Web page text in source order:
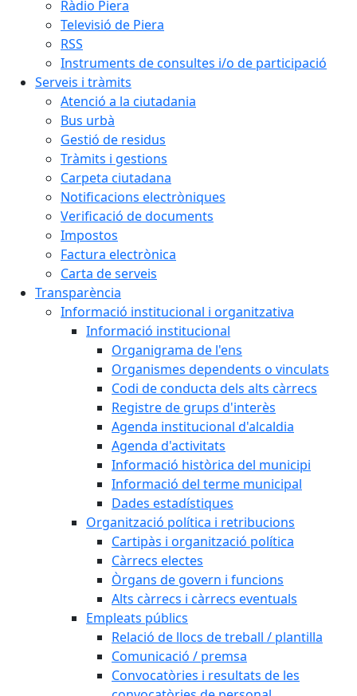
Ràdio Piera
Televisió de Piera
RSS
Instruments de consultes i/o de participació
Serveis i tràmits
Atenció a la ciutadania
Bus urbà
Gestió de residus
Tràmits i gestions
Carpeta ciutadana
Notificacions electròniques
Verificació de documents
Impostos
Factura electrònica
Carta de serveis
Transparència
Informació institucional i organitzativa
Informació institucional
Organigrama de l'ens
Organismes dependents o vinculats
Codi de conducta dels alts càrrecs
Registre de grups d'interès
Agenda institucional d'alcaldia
Agenda d'activitats
Informació històrica del municipi
Informació del terme municipal
Dades estadístiques
Organització política i retribucions
Cartipàs i organització política
Càrrecs electes
Òrgans de govern i funcions
Alts càrrecs i càrrecs eventuals
Empleats públics
Relació de llocs de treball / plantilla
Comunicació / premsa
Convocatòries i resultats de les